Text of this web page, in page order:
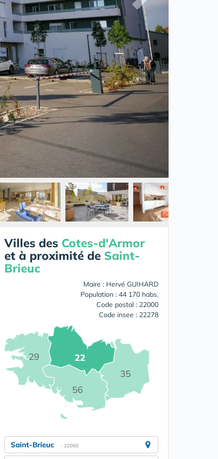
Villes des Cotes-d'Armor
et à proximité de Saint-
Brieuc
Maire : Hervé GUIHARD
Population : 44 170 habs.
Code postal : 22000
Code insee : 22278
22
29
35
56
Saint-Brieuc - 22000